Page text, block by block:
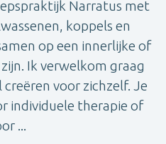
Narratus met
koppels en
op een innerlijke of
Ik verwelkom graag
voor zichzelf. Je
individuele therapie of
...